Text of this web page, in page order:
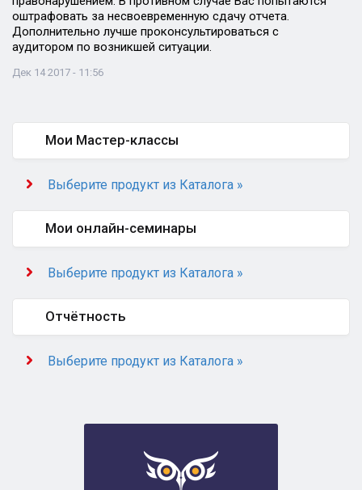
оштрафовать за несвоевременную сдачу отчета.
Дополнительно лучше проконсультироваться с
аудитором по возникшей ситуации.
Дек 14 2017 - 11:56
Мои Мастер-классы
Выберите продукт из Каталога »
Мои онлайн-семинары
Выберите продукт из Каталога »
Отчётность
Выберите продукт из Каталога »